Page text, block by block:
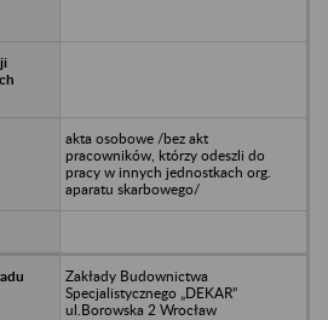
akta osobowe /bez akt
pracowników, którzy odeszli do
pracy w innych jednostkach org.
aparatu skarbowego/
Zakłady Budownictwa
Specjalistycznego „DEKAR”
ul.Borowska 2 Wrocław